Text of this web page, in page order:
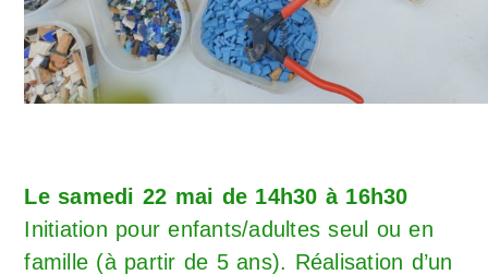
Le samedi 22 mai de 14h30 à 16h30
Initiation pour enfants/adultes seul ou en
famille (à partir de 5 ans). Réalisation d’un